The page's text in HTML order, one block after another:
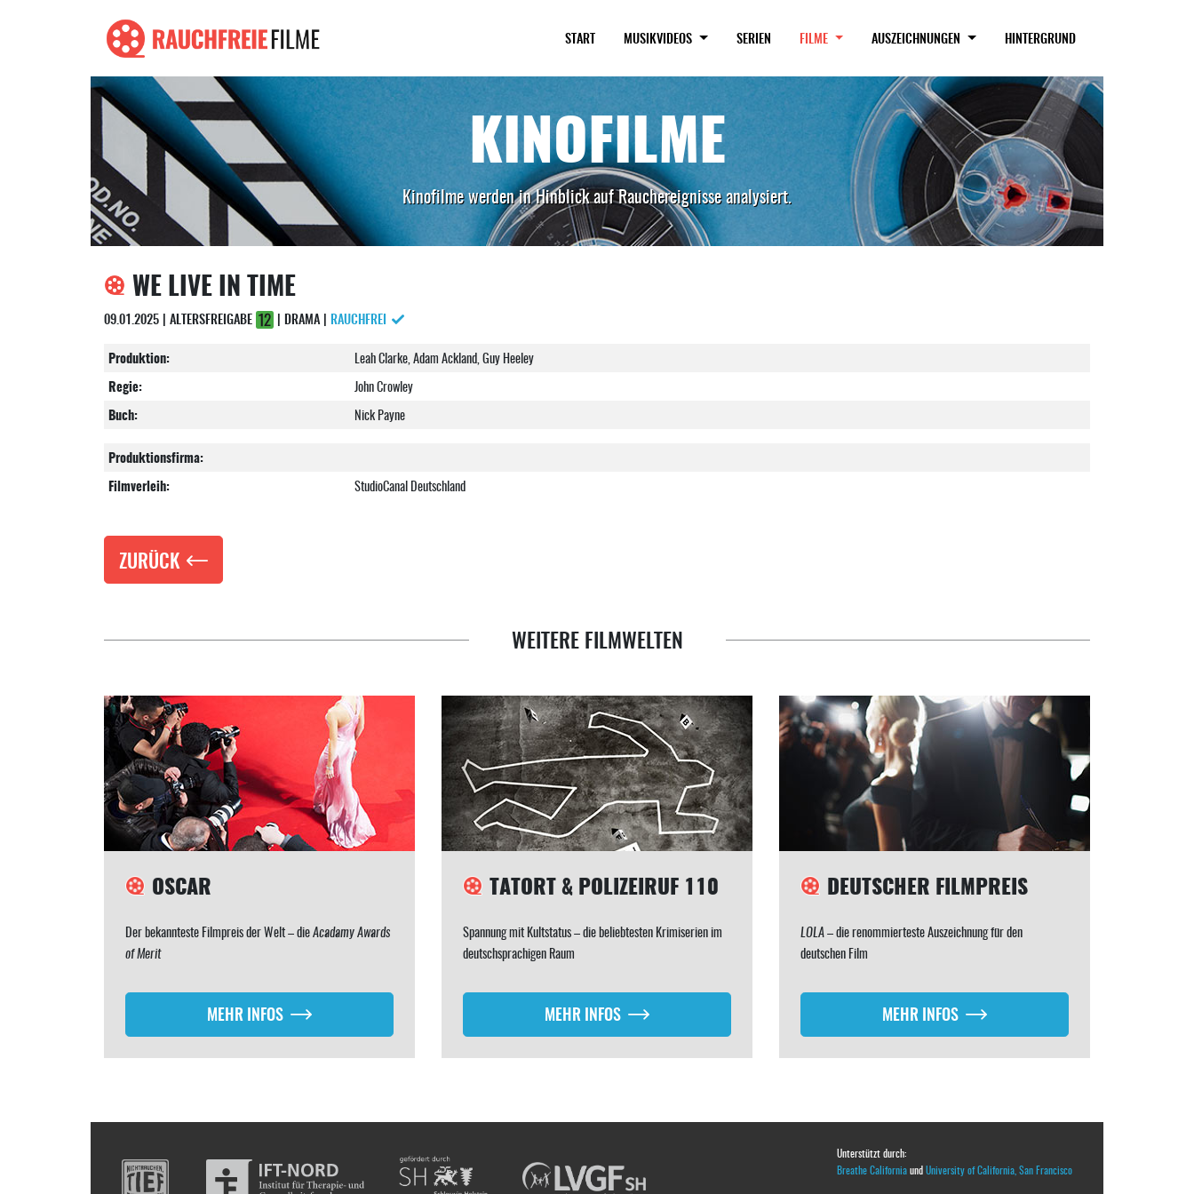
START MUSIKVIDEOS SERIEN FILME (CURRENT)AUSZEICHNUNGEN HINTERGRUND
KINOFILME
Kinofilme werden in Hinblick auf Rauchereignisse analysiert.
WE LIVE IN TIME
09.01.2025 | ALTERSFREIGABE | DRAMA | RAUCHFREI
Produktion:
Leah Clarke, Adam Ackland, Guy Heeley
Regie:
John Crowley
Buch:
Nick Payne
Produktionsfirma:
Filmverleih:
StudioCanal Deutschland
ZURÜCK
WEITERE FILMWELTEN
OSCAR
Der bekannteste Filmpreis der Welt – dieAcadamy Awards
of Merit
MEHR INFOS
TATORT & POLIZEIRUF 110
Spannung mit Kultstatus – die beliebtesten Krimiserien im
deutschsprachigen Raum
MEHR INFOS
DEUTSCHER FILMPREIS
LOLA– die renommierteste Auszeichnung für den
deutschen Film
MEHR INFOS
Unterstützt durch:
Breathe CaliforniaundUniversity of California, San Francisco